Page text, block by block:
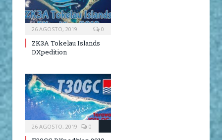
26 AGOSTO, 2019 0
ZK3A Tokelau Islands
DXpedition
26 AGOSTO, 2019 0